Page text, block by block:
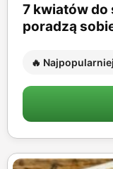
7 kwiatów
poradzą
🔥